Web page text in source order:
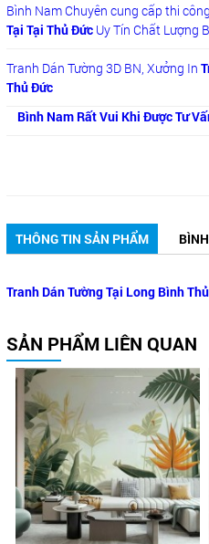
Bình Nam Chuyên cung cấp thi
Tại Tại Thủ ĐứcUy Tín Chất Lượng
Tranh Dán Tường 3D BN, Xưởng In
Thủ Đức
Bình Nam Rất Vui Khi Được Tư
THÔNG TIN SẢN PHẨM
Tranh Dán Tường Tại Long Bình
SẢN PHẨM LIÊN QUAN